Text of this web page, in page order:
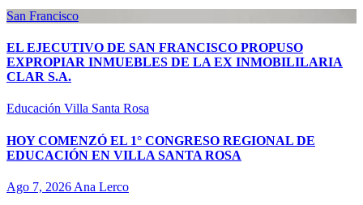
San Francisco
EL EJECUTIVO DE SAN FRANCISCO PROPUSO
EXPROPIAR INMUEBLES DE LA EX INMOBILILARIA
CLAR S.A.
Educación Villa Santa Rosa
HOY COMENZÓ EL 1° CONGRESO REGIONAL DE
EDUCACIÓN EN VILLA SANTA ROSA
Ago 7, 2026 Ana Lerco